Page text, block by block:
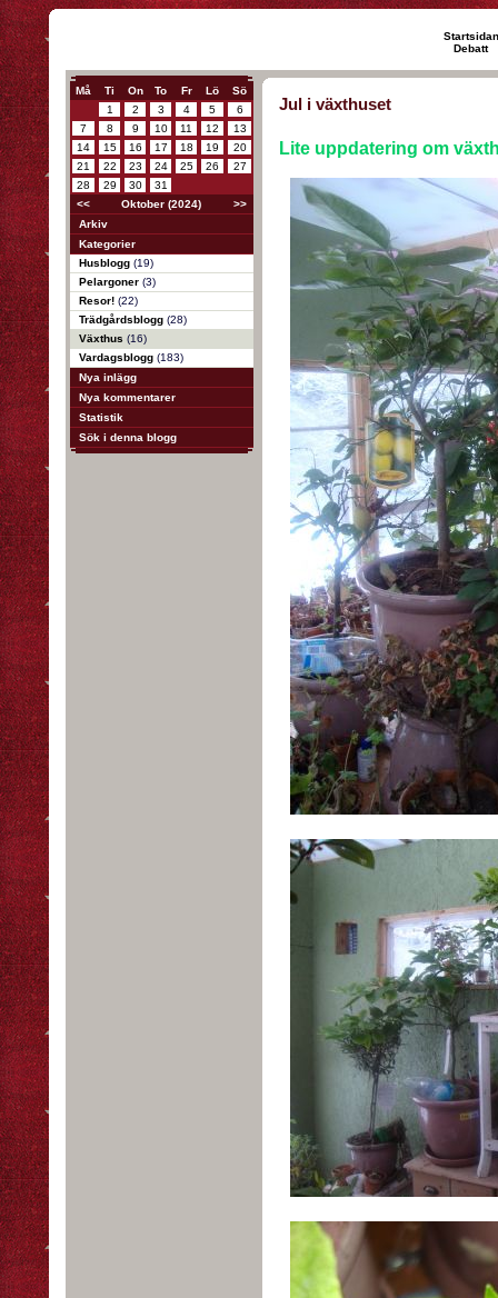
Startsidan
Debatt
Må Ti On To Fr Lö
Sö
1
2 3 4 5
6
7
8 9 10 11 12
13
14
15 16 17 18 19
20
21
22 23 24 25 26
27
28
29 30
31
<<
Oktober (2024)
>>
Arkiv
Kategorier
Husblogg (19)
Pelargoner (3)
Resor! (22)
Trädgårdsblogg (28)
Växthus (16)
Vardagsblogg (183)
Nya inlägg
Nya kommentarer
Statistik
Sök i denna blogg
Jul i växthuset
Lite uppdatering om